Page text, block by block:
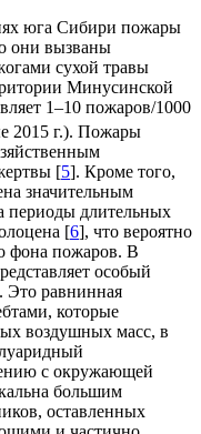
юга Сибири пожары
они вызваны
сухой травы
Минусинской
1–10 пожаров/1000
2015 г.). Пожары
[5]. Кроме того,
значительным
периоды длительных
[6], что вероятно
фона пожаров. В
особый
Это равнинная
которые
воздушных масс, в
с окружающей
большим
оставленных